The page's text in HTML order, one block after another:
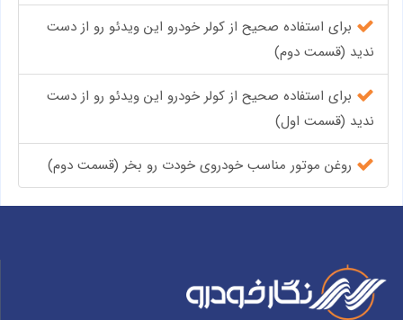
برای استفاده صحیح از کولر خودرو این ویدئو رو از دست
ندید (قسمت دوم)
برای استفاده صحیح از کولر خودرو این ویدئو رو از دست
ندید (قسمت اول)
روغن موتور مناسب خودروی خودت رو بخر (قسمت دوم)